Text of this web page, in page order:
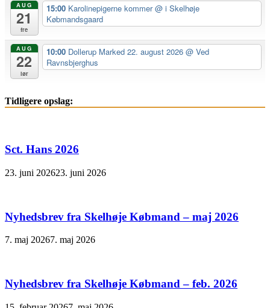
AUG
21
fre
15:00 Karolinepigerne kommer@ i Skelhøje
Købmandsgaard
AUG
22
lør
10:00 Dollerup Marked 22. august 2026 @ Ved
Ravnsbjerghus
Tidligere opslag:
Sct. Hans 2026
23. juni 202623. juni 2026
Nyhedsbrev fra Skelhøje Købmand – maj 2026
7. maj 20267. maj 2026
Nyhedsbrev fra Skelhøje Købmand – feb. 2026